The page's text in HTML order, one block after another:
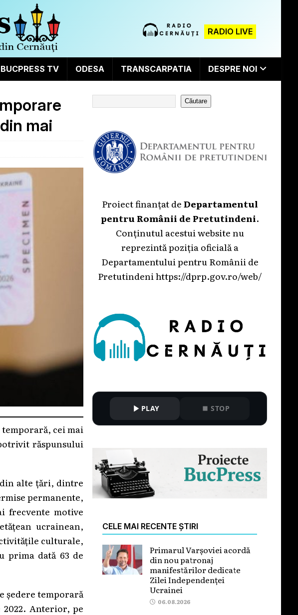
RADIO LIVE
BUCPRESS TV ODESA TRANSCARPATIA DESPRE NOI
mai
cei mai
răspunsului
alte țări, dintre
permanente,
frecvente motive
ucrainean,
culturale,
prima dată 63 de
ședere temporară
Anterior, pe
Căutare
Proiect finanțat deDepartamentul
pentru Românii de Pretutindeni.
Conținutul acestui website nu
reprezintă poziția oficială a
Departamentului pentru Românii de
Pretutindenihttps://dprp.gov.ro/web/
PLAY STOP
CELE MAI RECENTE ȘTIRI
Primarul Varșoviei acordă
din nou patronaj
manifestărilor dedicate
Zilei Independenței
Ucrainei
06.08.2026